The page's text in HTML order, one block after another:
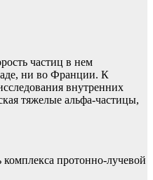
частиц в нем
ни во Франции. К
внутренних
тяжелые альфа-частицы,
протонно-лучевой